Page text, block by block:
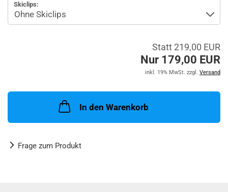
Skiclips:
Statt 219,00 EUR
Nur 179,00 EUR
inkl. 19% MwSt. zzgl. Versand
In den Warenkorb
Frage zum Produkt